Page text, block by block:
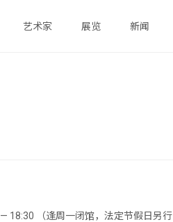
艺术家 展览 新闻
18:30 （逢周一闭馆，法定节假日另行